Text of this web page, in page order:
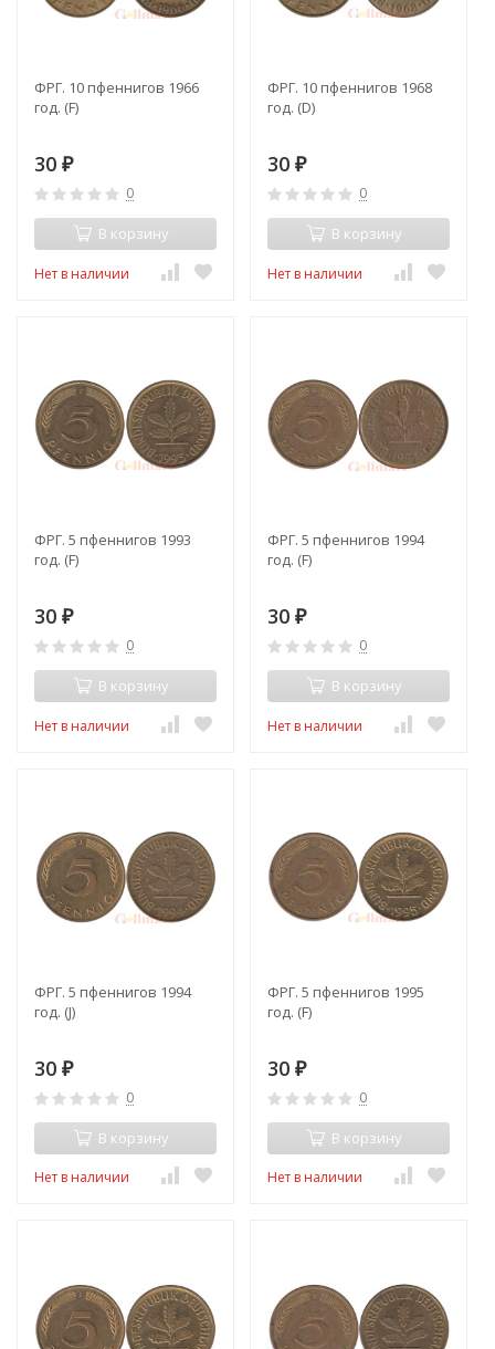
ФРГ. 10 пфеннигов 1966
год. (F)
30 ₽
0
В корзину
Нет в наличии
ФРГ. 10 пфеннигов 1968
год. (D)
30 ₽
0
В корзину
Нет в наличии
ФРГ. 5 пфеннигов 1993
год. (F)
30 ₽
0
В корзину
Нет в наличии
ФРГ. 5 пфеннигов 1994
год. (F)
30 ₽
0
В корзину
Нет в наличии
ФРГ. 5 пфеннигов 1994
год. (J)
30 ₽
0
В корзину
Нет в наличии
ФРГ. 5 пфеннигов 1995
год. (F)
30 ₽
0
В корзину
Нет в наличии